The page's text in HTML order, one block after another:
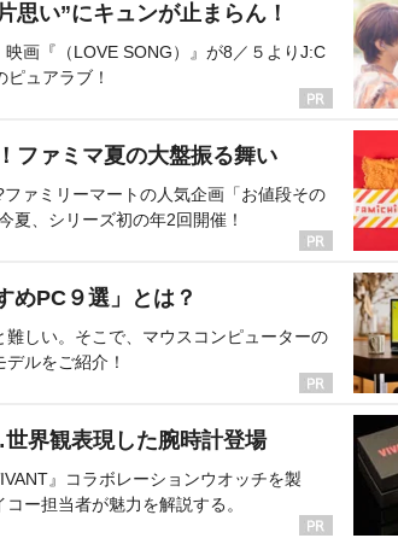
思い”にキュンが止まらん！
画『（LOVE SONG）』が8／５よりJ:C
ュアラブ！
ファミマ夏の大盤振る舞い
ァミリーマートの人気企画「お値段その
夏、シリーズ初の年2回開催！
めPC９選」とは？
しい。そこで、マウスコンピューターの
ルをご紹介！
界観表現した腕時計登場
』コラボレーションウオッチを製
ー担当者が魅力を解説する。